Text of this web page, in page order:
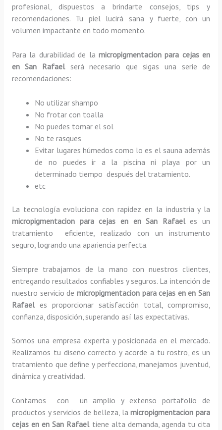
profesional, dispuestos a brindarte consejos, tips y
recomendaciones. Tu piel lucirá sana y fuerte, con un
volumen impactante en todo momento.
Para la durabilidad de la micropigmentacion para cejas en
en San Rafael será necesario que sigas una serie de
recomendaciones:
No utilizar shampo
No frotar con toalla
No puedes tomar el sol
No te rasques
Evitar lugares húmedos como lo es el sauna además
de no puedes ir a la piscina ni playa por un
determinado tiempo después del tratamiento.
etc
La tecnología evoluciona con rapidez en la industria y la
micropigmentacion para cejas en en San Rafaeles un
tratamiento eficiente, realizado con un instrumento
seguro, logrando una apariencia perfecta.
Siempre trabajamos de la mano con nuestros clientes,
entregando resultados confiables y seguros. La intención de
nuestro servicio de micropigmentacion para cejas en en San
Rafael es proporcionar satisfacción total, compromiso,
confianza, disposición, superando así las expectativas.
Somos una empresa experta y posicionada en el mercado.
Realizamos tu diseño correcto y acorde a tu rostro, es un
tratamiento que define y perfecciona, manejamos juventud,
dinámica y creatividad.
Contamos con un amplio y extenso portafolio de
productos y servicios de belleza, lamicropigmentacion para
cejas en en San Rafaeltiene alta demanda, agenda tu cita